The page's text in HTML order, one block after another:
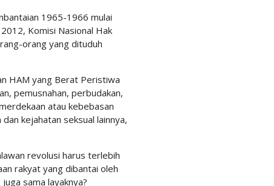
1965-1966 mulai
Komisi Nasional Hak
orang yang dituduh
HAM yang Berat Peristiwa
pemusnahan, perbudakan,
atau kebebasan
kejahatan seksual lainnya,
revolusi harus terlebih
rakyat yang dibantai oleh
juga sama layaknya?